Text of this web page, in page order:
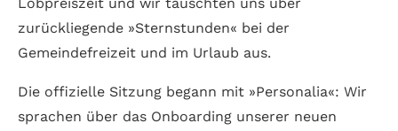
zurückliegende »Sternstunden« bei der
Gemeindefreizeit und im Urlaub aus.
Die offizielle Sitzung begann mit »Personalia«: Wir
sprachen über das Onboarding unserer neuen